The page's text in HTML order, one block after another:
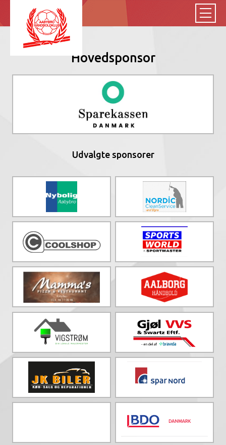
Hovedsponsor
Udvalgte sponsorer